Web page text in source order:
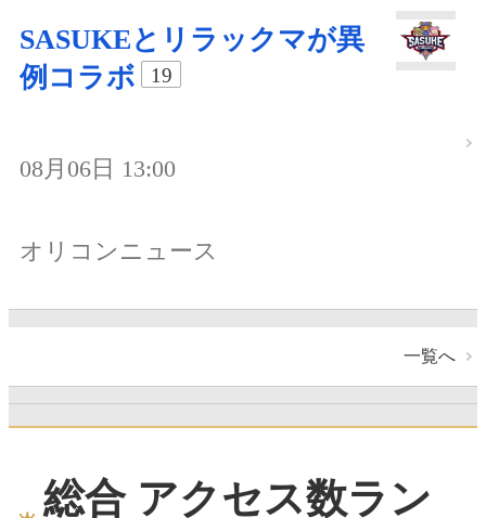
SASUKEとリラックマが異
例コラボ
19
08月06日 13:00
オリコンニュース
一覧へ
総合 アクセス数ラン